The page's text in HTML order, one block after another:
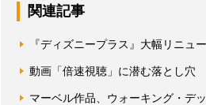
関連記事
『ディズニープラス』大幅リニ
動画「倍速視聴」に潜む落とし穴
マーベル作品、ウォーキング・